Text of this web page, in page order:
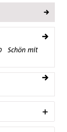
Schön mit